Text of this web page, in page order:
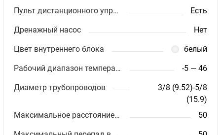
Пульт дистанционного управления Есть
Дренажный насос Нет
Цвет внутреннего блока белый
Рабочий диапазон температур (охлаждение) -5 — 46
Диаметр трубопроводов
3/8 (9.52)-5/8
(15.9)
Максимальное расстояние между блоками (м)
50